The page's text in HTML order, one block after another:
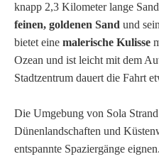
knapp 2,3 Kilometer lange
feinen, goldenen Sand und
bietet eine malerische Kulisse
Ozean und ist leicht mit dem
Stadtzentrum dauert die Fahrt
Die Umgebung von Sola
Dünenlandschaften und
entspannte Spaziergänge